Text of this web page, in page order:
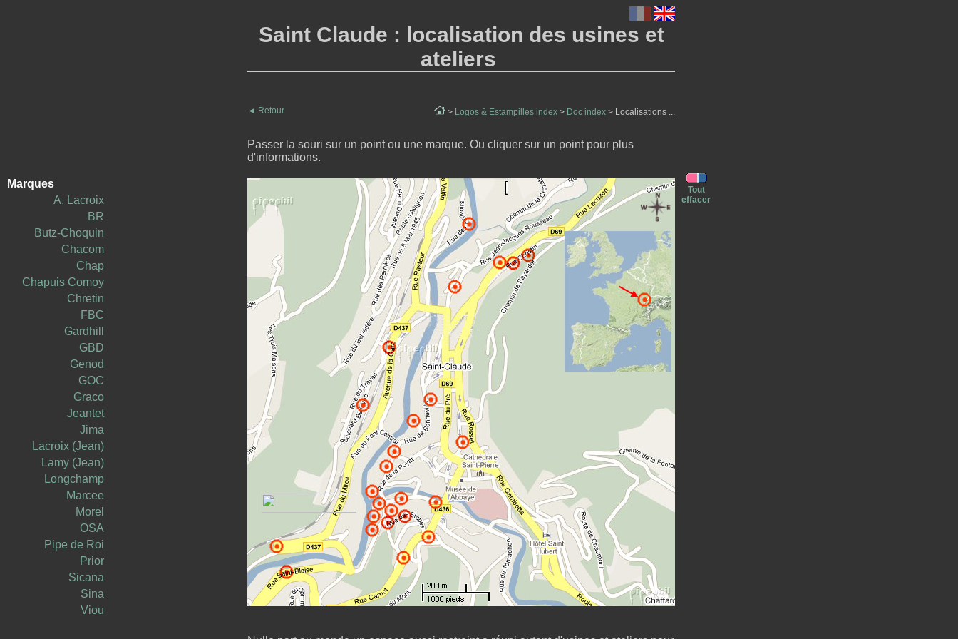
Saint Claude : localisation des usines et
ateliers
> Logos & Estampilles index > Doc index > Localisations ...
◄ Retour
Passer la souri sur un point ou une marque. Ou cliquer sur un point pour plus
d'informations.
Tout
effacer
Marques
A. Lacroix
BR
Butz-Choquin
Chacom
Chap
Chapuis Comoy
Chretin
FBC
Gardhill
GBD
Genod
GOC
Graco
Jeantet
Jima
Lacroix (Jean)
Lamy (Jean)
Longchamp
Marcee
Morel
OSA
Pipe de Roi
Prior
Sicana
Sina
Viou